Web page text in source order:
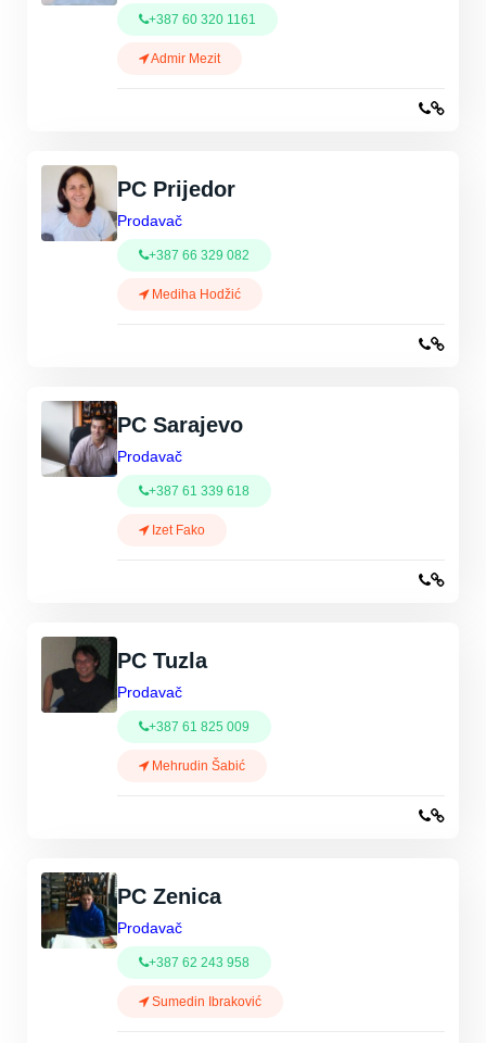
+387 60 320 1161
Admir Mezit
PC Prijedor
Prodavač
+387 66 329 082
Mediha Hodžić
PC Sarajevo
Prodavač
+387 61 339 618
Izet Fako
PC Tuzla
Prodavač
+387 61 825 009
Mehrudin Šabić
PC Zenica
Prodavač
+387 62 243 958
Sumedin Ibraković